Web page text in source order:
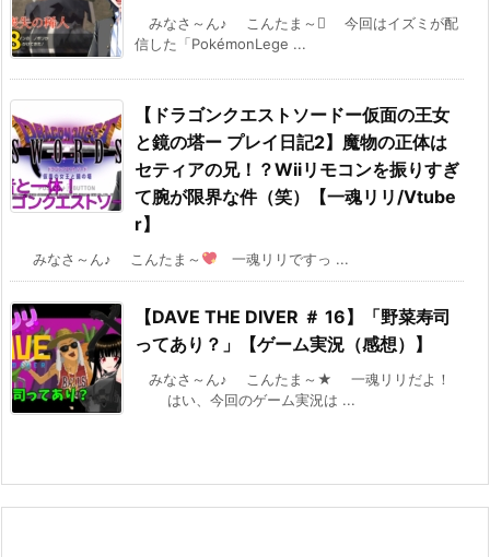
みなさ～ん♪ こんたま～ 今回はイズミが配
信した「PokémonLege ...
【ドラゴンクエストソードー仮面の王女
と鏡の塔ー プレイ日記2】魔物の正体は
セティアの兄！？Wiiリモコンを振りすぎ
て腕が限界な件（笑）【一魂リリ/Vtube
r】
みなさ～ん♪ こんたま～ 一魂リリですっ ...
【DAVE THE DIVER ＃ 16】「野菜寿司
ってあり？」【ゲーム実況（感想）】
みなさ～ん♪ こんたま～★ 一魂リリだよ！
はい、今回のゲーム実況は ...